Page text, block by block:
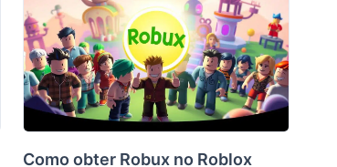
Como obter Robux no Roblox